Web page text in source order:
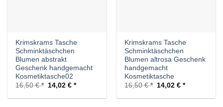
Krimskrams Tasche
Schminktäschchen
Blumen abstrakt
Geschenk handgemacht
Kosmetiktasche02
16,50€
Ursprünglicher
war:
14,02€ Aktueller
ist:
Krimskrams Tasche
Schminktäschchen
Blumen altrosa Geschenk
handgemacht
Kosmetiktasche
16,50€
Ursprünglicher
war:
14,02€ Aktueller
ist: